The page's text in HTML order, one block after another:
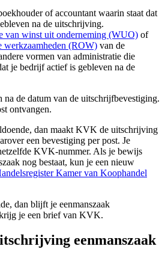
of accountant waarin staat dat
na de uitschrijving.
van winst uit onderneming (WUO) of
werkzaamheden (ROW) van de
vormen van administratie die
je bedrijf actief is gebleven na de
na de datum van de uitschrijfbevestiging.
ontvangen.
dan maakt KVK de uitschrijving
een bevestiging per post. Je
KVK-nummer. Als je bewijs
nog bestaat, kun je een nieuw
Kamer van Koophandel
dan blijft je eenmanszaak
je een brief van KVK.
eenmanszaak